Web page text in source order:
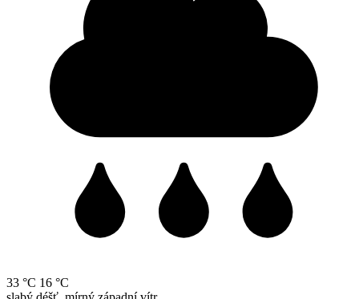
33 °C 16 °C